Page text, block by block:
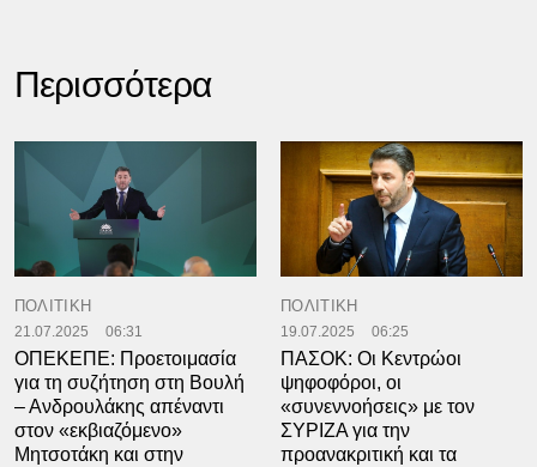
Περισσότερα
ΠΟΛΙΤΙΚΗ
21.07.2025 06:31
ΟΠΕΚΕΠΕ: Προετοιμασία
για τη συζήτηση στη Βουλή
– Ανδρουλάκης απέναντι
στον «εκβιαζόμενο»
Μητσοτάκη και στην
ΠΟΛΙΤΙΚΗ
19.07.2025 06:25
ΠΑΣΟΚ: Οι Κεντρώοι
ψηφοφόροι, οι
«συνεννοήσεις» με τον
ΣΥΡΙΖΑ για την
προανακριτική και τα